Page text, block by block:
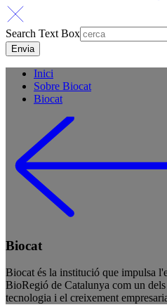
Search Text Box
Inici
Sobre Biocat
Biocat
Biocat
Biocat és la institució que impulsa
BioRegió de Catalunya com un
tecnologia i el creixement